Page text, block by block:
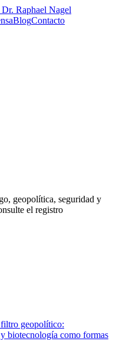
Dr. Raphael Nagel
BlogContacto
geopolítica, seguridad y
el registro
geopolítico:
biotecnología como formas